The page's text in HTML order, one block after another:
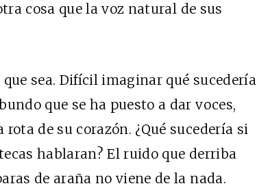
cosa que la voz natural de sus
sea. Difícil imaginar qué sucedería
que se ha puesto a dar voces,
de su corazón. ¿Qué sucedería si
hablaran? El ruido que derriba
de araña no viene de la nada.